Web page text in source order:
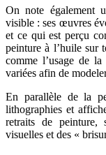
On note également
visible : ses œuvres
et ce qui est perçu
peinture à l’huile sur
comme l’usage de
variées afin de
En parallèle de la
lithographies et
retraits de peinture,
visuelles et des «